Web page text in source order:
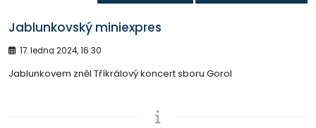
Jablunkovský miniexpres
17. ledna 2024, 16:30
Jablunkovem zněl Tříkrálový koncert sboru Gorol